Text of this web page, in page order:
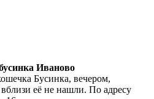
Иваново
Бусинка, вечером,
её не нашли. По адресу